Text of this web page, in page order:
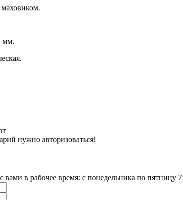
маховиком.
мм.
нужно авторизоваться!
в рабочее время: с понедельника по пятницу